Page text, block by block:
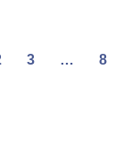
3 … 8